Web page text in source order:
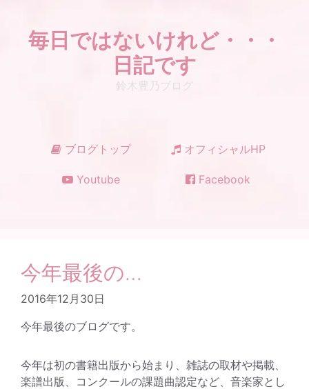
毎日ではないけれど・・・
日記です
鈴木豊乃ブログ
ブログトップ オフィシャルHP
Youtube Facebook
今年最後の…
2016年12月30日
今年最後のブログです。
今年は初の書籍出版から始まり、雑誌の取材や掲載、
楽譜出版、コンクールの課題曲認定など、音楽家とし